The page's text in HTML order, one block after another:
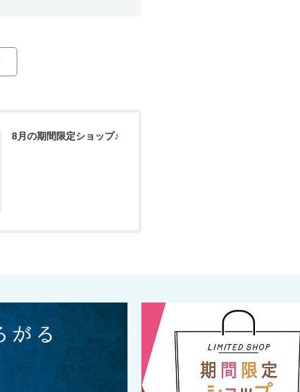
8月の期間限定ショップ♪